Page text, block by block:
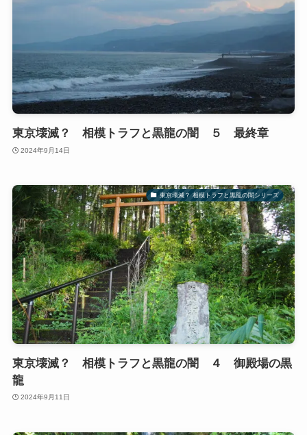
東京壊滅？ 相模トラフと黒龍の闇 ５ 最終章
2024年9月14日
東京壊滅？ 相模トラフと黒龍の闇シリーズ
東京壊滅？ 相模トラフと黒龍の闇 ４ 御殿場の黒
龍
2024年9月11日